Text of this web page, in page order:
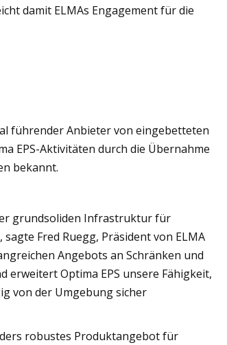
damit ELMAs Engagement für die
führender Anbieter von eingebetteten
EPS-Aktivitäten durch die Übernahme
bekannt.
grundsoliden Infrastruktur für
Fred Ruegg, Präsident von ELMA
Angebots an Schränken und
erweitert Optima EPS unsere Fähigkeit,
von der Umgebung sicher
robustes Produktangebot für